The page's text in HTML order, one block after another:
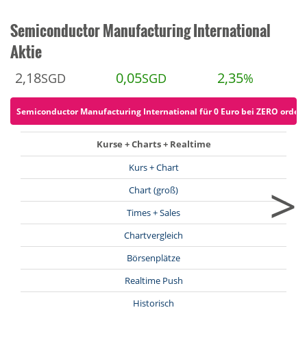
Semiconductor Manufacturing International
Aktie
2,18SGD 0,05SGD 2,35%
Semiconductor Manufacturing International für 0 Euro bei ZERO
Kurse + Charts + Realtime
Kurs + Chart
Chart (groß)
Times + Sales
Chartvergleich
Börsenplätze
Realtime Push
Historisch
>